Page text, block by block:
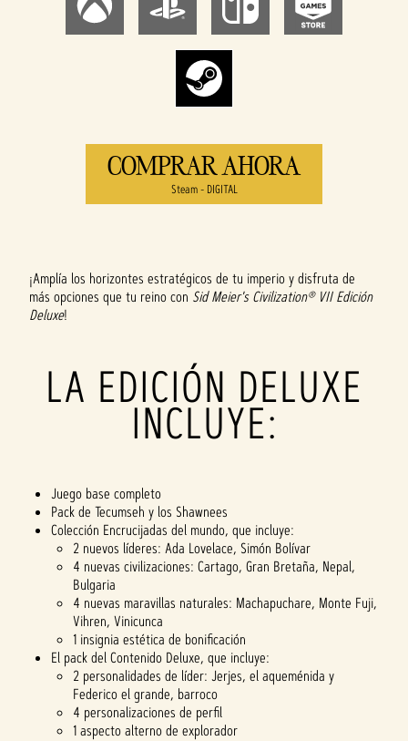
COMPRAR AHORA
Steam - DIGITAL
¡Amplía los horizontes estratégicos de tu imperio y disfruta de
más opciones que tu reino con Sid Meier's Civilization® VII Edición
Deluxe!
LA EDICIÓN DELUXE
INCLUYE:
Juego base completo
Pack de Tecumseh y los Shawnees
Colección Encrucijadas del mundo, que incluye:
2 nuevos líderes: Ada Lovelace, Simón Bolívar
4 nuevas civilizaciones: Cartago, Gran Bretaña, Nepal,
Bulgaria
4 nuevas maravillas naturales: Machapuchare, Monte Fuji,
Vihren, Vinicunca
1 insignia estética de bonificación
El pack del Contenido Deluxe, que incluye:
2 personalidades de líder: Jerjes, el aqueménida y
Federico el grande, barroco
4 personalizaciones de perfil
1 aspecto alterno de explorador